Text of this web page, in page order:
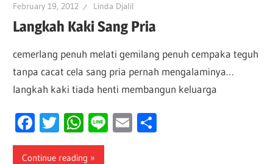
February 19, 2012 Linda Djalil
Langkah Kaki Sang Pria
cemerlang penuh melati gemilang penuh cempaka teguh
tanpa cacat cela sang pria pernah mengalaminya…
langkah kaki tiada henti membangun keluarga
Facebook
Twitter
WhatsApp
LineEmail
Continue reading